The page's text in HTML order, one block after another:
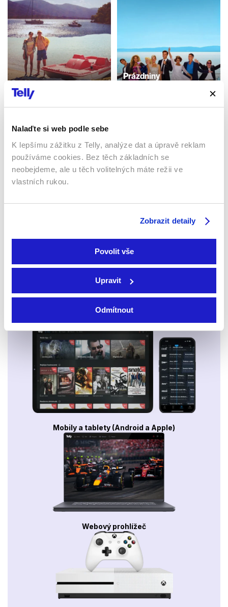
Nalaďte si web podle sebe
K lepšímu zážitku z Telly, analýze dat a úpravě reklam
používáme cookies. Bez těch základních se
neobejdeme, ale u těch volitelných máte režii ve
vlastních rukou.
Zobrazit detaily
Povolit vše
Upravit
Odmítnout
Kyuka: Než skončí léto
2024 | Řecko | 105 min
Prázdniny
Sledujte kdekoliv až na 6 zařízeních
Sledovat internetovou televizi jde odkudkoliv
Mobily a tablety (Android a Apple)
Webový prohlížeč